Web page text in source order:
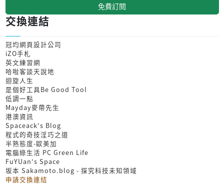
免費訂閱
交換連結
冠均網頁設計公司
iZO手札
英文練習網
哈啦客談天說地
迴旋人生
是個好工具Be Good Tool
低調一點
Mayday麥帶先生
港澳資訊
Spaceack's Blog
程式的奇技淫巧之道
半熟態度-歐美加
電腦綠生活 PC Green Life
FuYUan's Space
坂本 Sakamoto.blog - 探究科技未知領域
申請交換連結